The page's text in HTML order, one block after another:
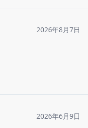
2026年8月7日
2026年6月9日